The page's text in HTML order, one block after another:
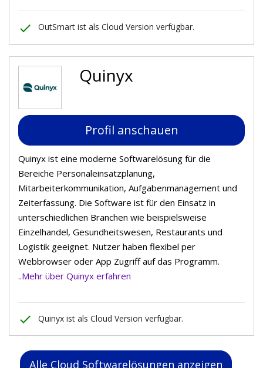
done OutSmart ist als Cloud Version verfügbar.
Quinyx
Profil anschauen
Quinyx ist eine moderne Softwarelösung für die
Bereiche Personaleinsatzplanung,
Mitarbeiterkommunikation, Aufgabenmanagement und
Zeiterfassung. Die Software ist für den Einsatz in
unterschiedlichen Branchen wie beispielsweise
Einzelhandel, Gesundheitswesen, Restaurants und
Logistik geeignet. Nutzer haben flexibel per
Webbrowser oder App Zugriff auf das Programm.
..Mehr über Quinyx erfahren
done Quinyx ist als Cloud Version verfügbar.
Alle Cloud Softwarelösungen anzeigen